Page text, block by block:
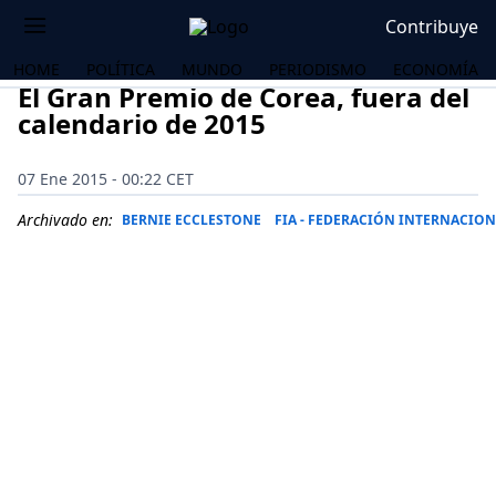
Contribuye
HOME POLÍTICA MUNDO PERIODISMO ECONOMÍA
El Gran Premio de Corea, fuera del
calendario de 2015
07 Ene 2015 - 00:22 CET
Archivado en: BERNIE ECCLESTONE FIA - FEDERACIÓN